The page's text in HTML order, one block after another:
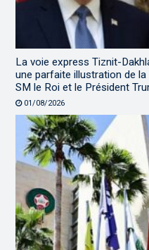
La voie express Tiznit-
une parfaite illustration de
SM le Roi et le Président
01/08/2026